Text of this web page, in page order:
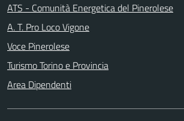
ATS - Comunità Energetica del Pinerolese
A. T. Pro Loco Vigone
Voce Pinerolese
Turismo Torino e Provincia
Area Dipendenti